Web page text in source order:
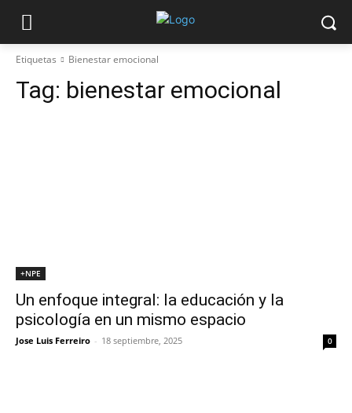
Etiquetas Bienestar emocional
Tag: bienestar emocional
+NPE
Un enfoque integral: la educación y la
psicología en un mismo espacio
Jose Luis Ferreiro - 18 septiembre, 2025 0